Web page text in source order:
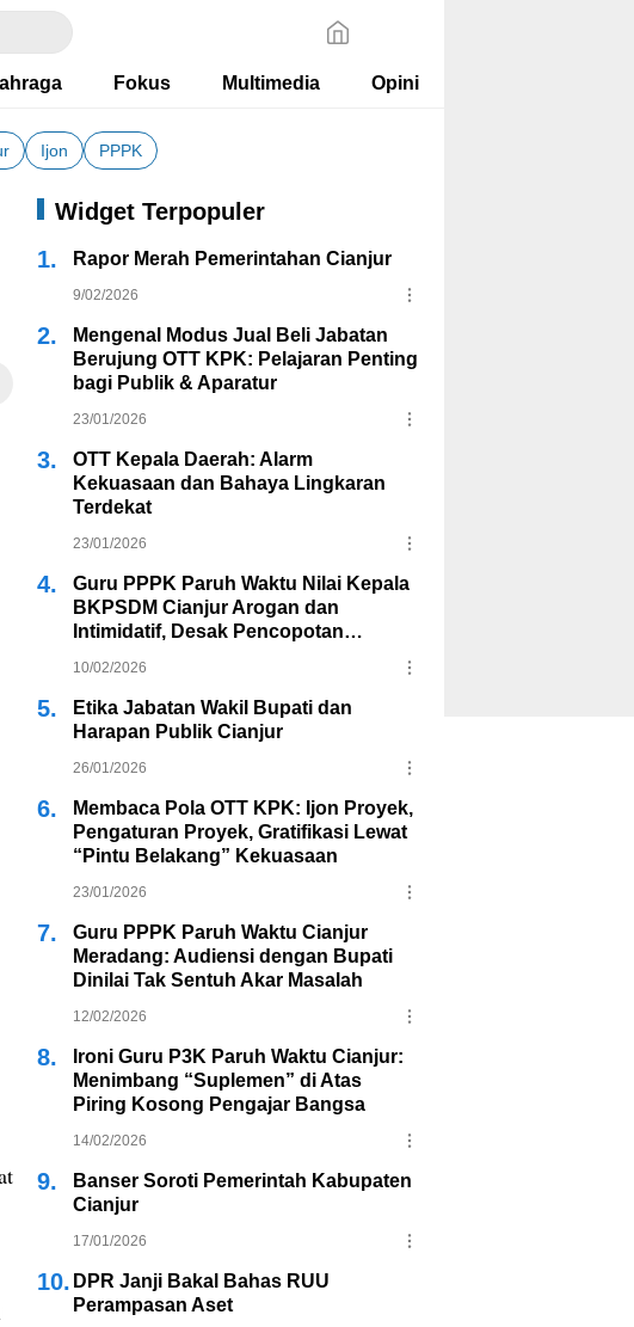
Fokus Multimedia Opini
Ijon PPPK
Widget Terpopuler
1.
Rapor Merah Pemerintahan Cianjur
9/02/2026
2.
Mengenal Modus Jual Beli Jabatan
Berujung OTT KPK: Pelajaran Penting
bagi Publik & Aparatur
23/01/2026
3.
OTT Kepala Daerah: Alarm
Kekuasaan dan Bahaya Lingkaran
Terdekat
23/01/2026
4.
Guru PPPK Paruh Waktu Nilai Kepala
BKPSDM Cianjur Arogan dan
Intimidatif, Desak Pencopotan
10/02/2026
5.
Etika Jabatan Wakil Bupati dan
Harapan Publik Cianjur
26/01/2026
6.
Membaca Pola OTT KPK: Ijon Proyek,
Pengaturan Proyek, Gratifikasi Lewat
“Pintu Belakang” Kekuasaan
23/01/2026
7.
Guru PPPK Paruh Waktu Cianjur
Meradang: Audiensi dengan Bupati
Dinilai Tak Sentuh Akar Masalah
12/02/2026
8.
Ironi Guru P3K Paruh Waktu Cianjur:
Menimbang “Suplemen” di Atas
Piring Kosong Pengajar Bangsa
14/02/2026
9.
Banser Soroti Pemerintah Kabupaten
Cianjur
17/01/2026
10. DPR Janji Bakal Bahas RUU
Perampasan Aset